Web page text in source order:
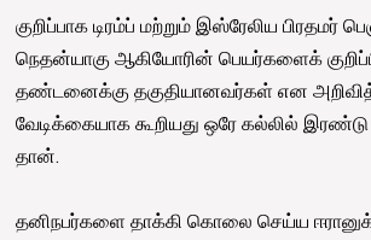
குறிப்பாக டிரம்ப் மற்றும் இஸ்ரேலிய பிரதமர்
நெதன்யாகு ஆகியோரின் பெயர்களைக்
தண்டனைக்கு தகுதியானவர்கள் என
வேடிக்கையாக கூறியது ஒரே கல்லில்
தான்.
தனிநபர்களை தாக்கி கொலை செய்ய